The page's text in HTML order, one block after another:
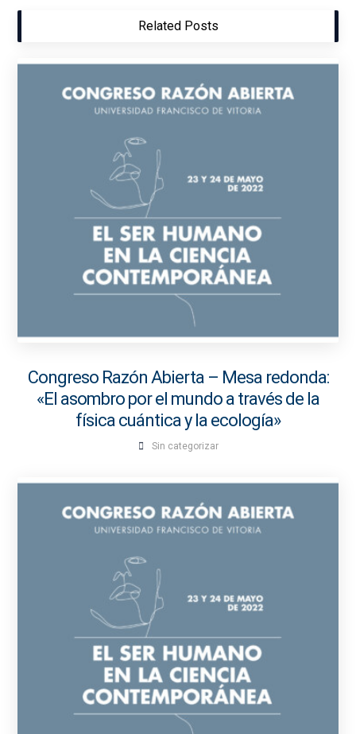
Related Posts
Congreso Razón Abierta – Mesa redonda:
«El asombro por el mundo a través de la
física cuántica y la ecología»
Sin categorizar